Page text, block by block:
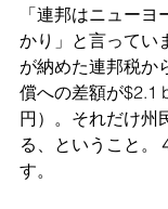
「連邦はニュー
かり」と言ってい
が納めた連邦税か
償への差額が$2.1
円）。それだけ州
る、ということ。
す。